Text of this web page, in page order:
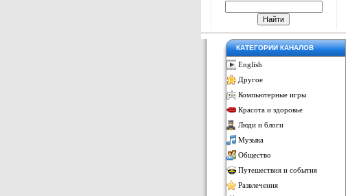
КАТЕГОРИИ КАНАЛОВ
English
Другое
Компьютерные игры
Красота и здоровье
Люди и блоги
Музыка
Общество
Путешествия и события
Развлечения